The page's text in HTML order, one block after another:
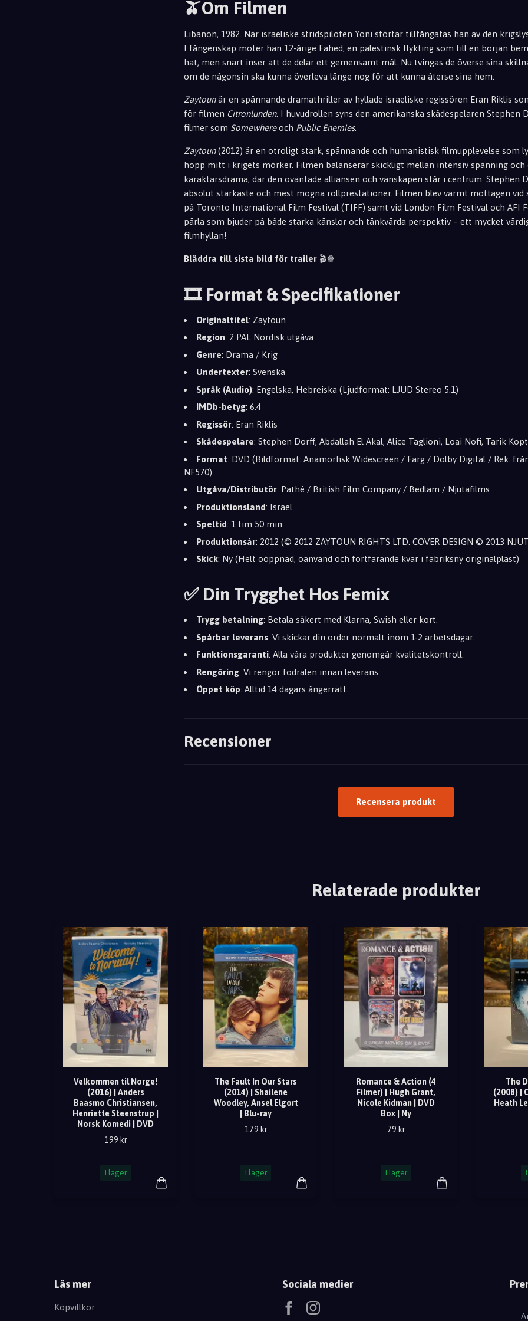
🫒Om Filmen
Libanon, 1982. När israeliske stridspiloten Yoni störtar tillfångatas han av den
I fångenskap möter han 12-årige Fahed, en palestinsk flykting som till en början
hat, men snart inser att de delar ett gemensamt mål. Nu tvingas de överse sina
om de någonsin ska kunna överleva länge nog för att kunna återse sina hem.
Zaytounär en spännande dramathriller av hyllade israeliske regissören Eran Riklis
för filmen Citronlunden. I huvudrollen syns den amerikanska skådespelaren Stephen
filmer som Somewhereoch Public Enemies.
Zaytoun(2012) är en otroligt stark, spännande och humanistisk filmupplevelse som
hopp mitt i krigets mörker. Filmen balanserar skickligt mellan intensiv spänning
karaktärsdrama, där den oväntade alliansen och vänskapen står i centrum. Stephen
absolut starkaste och mest mogna rollprestationer. Filmen blev varmt mottagen vid
på Toronto International Film Festival (TIFF) samt vid London Film Festival och AFI
pärla som bjuder på både starka känslor och tänkvärda perspektiv – ett mycket
filmhyllan!
Bläddra till sista bild för trailer 🎬🍿
🎞️ Format & Specifikationer
Originaltitel: Zaytoun
Region: 2 PAL Nordisk utgåva
Genre: Drama / Krig
Undertexter: Svenska
Språk (Audio): Engelska, Hebreiska (Ljudformat: LJUD Stereo 5.1)
IMDb-betyg: 6.4
Regissör: Eran Riklis
Skådespelare: Stephen Dorff, Abdallah El Akal, Alice Taglioni, Loai Nofi, Tarik
Format: DVD (Bildformat: Anamorfisk Widescreen / Färg / Dolby Digital / Rek.
NF570)
Utgåva/Distributör: Pathé / British Film Company / Bedlam / Njutafilms
Produktionsland: Israel
Speltid: 1 tim 50 min
Produktionsår: 2012 (© 2012 ZAYTOUN RIGHTS LTD. COVER DESIGN © 2013
Skick: Ny (Helt oöppnad, oanvänd och fortfarande kvar i fabriksny originalplast)
✅ Din Trygghet Hos Femix
Trygg betalning: Betala säkert med Klarna, Swish eller kort.
Spårbar leverans: Vi skickar din order normalt inom 1-2 arbetsdagar.
Funktionsgaranti: Alla våra produkter genomgår kvalitetskontroll.
Rengöring: Vi rengör fodralen innan leverans.
Öppet köp: Alltid 14 dagars ångerrätt.
Recensioner
Recensera produkt
Relaterade produkter
Velkommen til Norge!
(2016) | Anders
Baasmo Christiansen,
Henriette Steenstrup |
Norsk Komedi | DVD
199 kr
I lager
The Fault In Our Stars
(2014) | Shailene
Woodley, Ansel Elgort
| Blu-ray
179 kr
I lager
Romance & Action (4
Filmer) | Hugh Grant,
Nicole Kidman | DVD
Box | Ny
79 kr
I lager
The
(2008) |
Heath
Läs mer
Köpvillkor
Sociala medier